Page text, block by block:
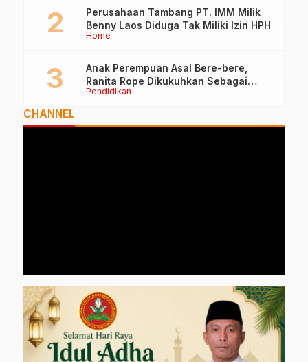
Home
Perusahaan Tambang PT. IMM Milik
Benny Laos Diduga Tak Miliki Izin HPH
Pendidikan
Anak Perempuan Asal Bere-bere,
Ranita Rope Dikukuhkan Sebagai
Guru Besar dan Rektor Ummu
CHANNEL